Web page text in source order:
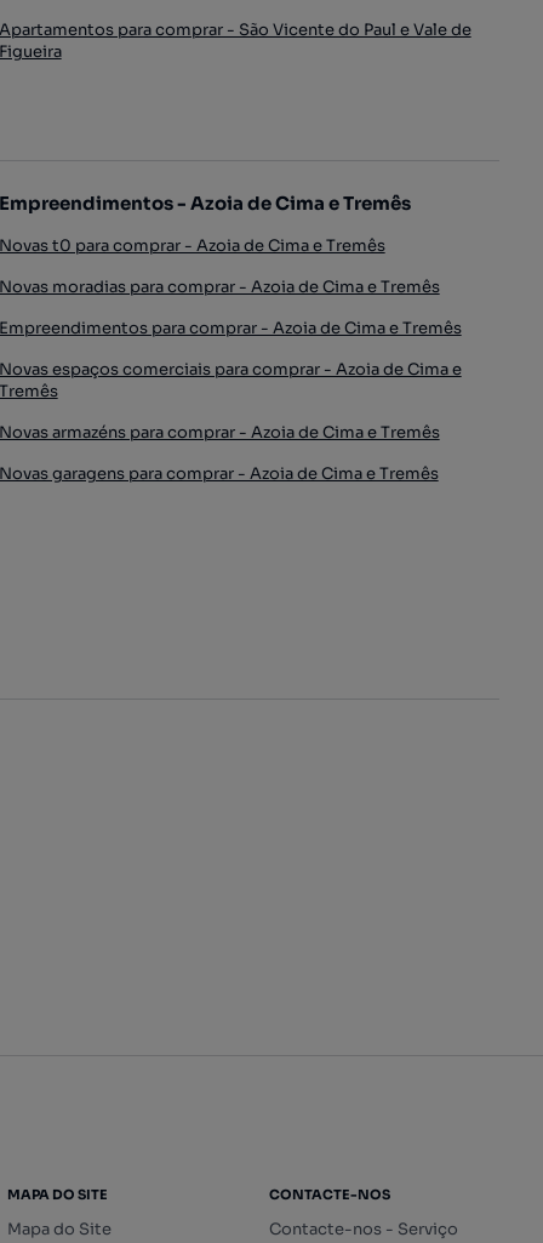
Apartamentos para comprar - São Vicente do Paul e Vale de
Figueira
Empreendimentos - Azoia de Cima e Tremês
Novas t0 para comprar - Azoia de Cima e Tremês
Novas moradias para comprar - Azoia de Cima e Tremês
Empreendimentos para comprar - Azoia de Cima e Tremês
Novas espaços comerciais para comprar - Azoia de Cima e
Tremês
Novas armazéns para comprar - Azoia de Cima e Tremês
Novas garagens para comprar - Azoia de Cima e Tremês
MAPA DO SITE
Mapa do Site
CONTACTE-NOS
Contacte-nos - Serviço